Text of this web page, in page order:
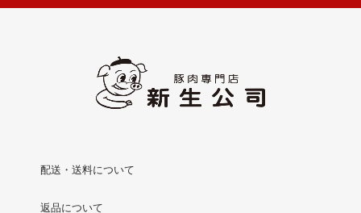
配送・送料について
返品について